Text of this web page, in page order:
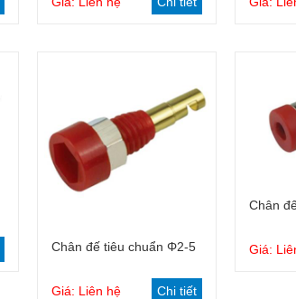
Giỏ hàng
Chân đế tiêu chuẩn Φ2-5
Giá: Liên hệ Chi tiết
Chân
Giá: